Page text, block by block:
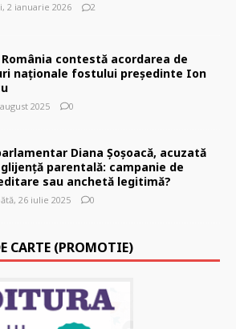
2 ianuarie 2026 2
România contestă acordarea de
naționale fostului președinte Ion
2025 0
Diana Șoșoacă, acuzată
parentală: campanie de
sau anchetă legitimă?
26 iulie 2025 0
CARTE (PROMOTIE)